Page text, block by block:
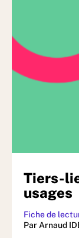
Tiers-
usages
Fiche de
Par Arnaud